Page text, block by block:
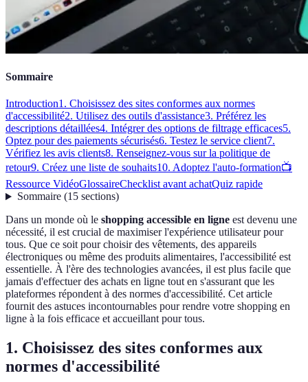
Sommaire
Introduction1. Choisissez des sites conformes aux normes
d'accessibilité2. Utilisez des outils d'assistance3. Préférez les
descriptions détaillées4. Intégrer des options de filtrage efficaces5.
Optez pour des paiements sécurisés6. Testez le service client7.
Vérifiez les avis clients8. Renseignez-vous sur la politique de
retour9. Créez une liste de souhaits10. Adoptez l'auto-formation📺
Ressource VidéoGlossaireChecklist avant achatQuiz rapide
Sommaire(15 sections)
Dans un monde où le shopping accessible en ligne est devenu une
nécessité, il est crucial de maximiser l'expérience utilisateur pour
tous. Que ce soit pour choisir des vêtements, des appareils
électroniques ou même des produits alimentaires, l'accessibilité est
essentielle. À l'ère des technologies avancées, il est plus facile que
jamais d'effectuer des achats en ligne tout en s'assurant que les
plateformes répondent à des normes d'accessibilité. Cet article
fournit des astuces incontournables pour rendre votre shopping en
ligne à la fois efficace et accueillant pour tous.
1. Choisissez des sites conformes aux
normes d'accessibilité